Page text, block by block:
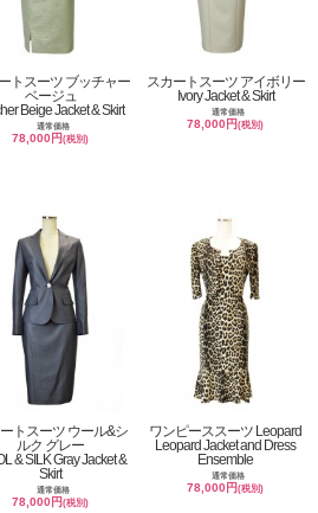
トスーツ ブッチャー
ベージュ
Beige Jacket & Skirt
通常価格
78,000円(税別)
スカートスーツ アイボリー
Ivory Jacket & Skirt
通常価格
78,000円(税別)
トスーツ ウール&シ
ルク グレー
& SILK Gray Jacket &
Skirt
通常価格
78,000円(税別)
ワンピーススーツ Leopard
Leopard Jacket and Dress
Ensemble
通常価格
78,000円(税別)